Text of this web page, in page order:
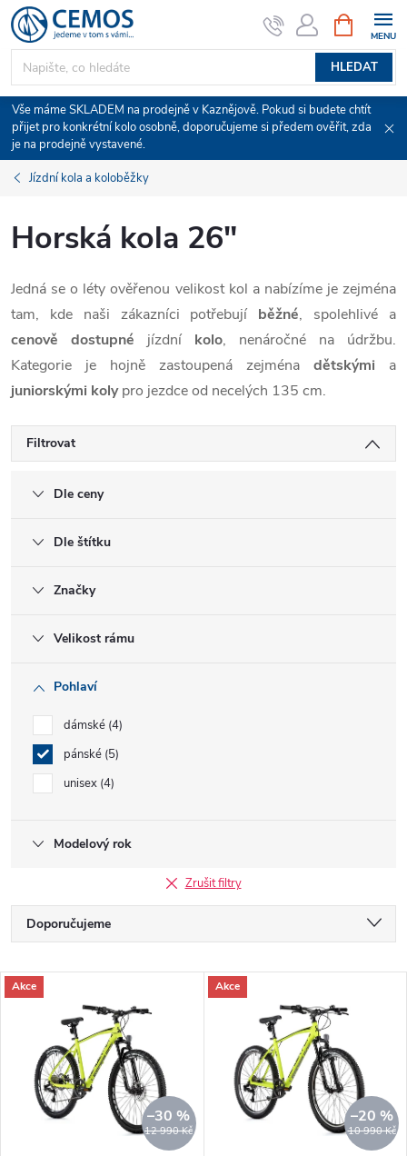
Přejít
na
obsah
HLEDAT
NÁKUPNÍ
KOŠÍK
Vše máme SKLADEM na prodejně v Kaznějově. Pokud si budete chtít
přijet pro konkrétní kolo osobně, doporučujeme si předem ověřit, zda
je na prodejně vystavené.
Jízdní kola a koloběžky
Horská kola 26"
Jedná se o léty ověřenou velikost kol a nabízíme je zejména
tam, kde naši zákazníci potřebují běžné, spolehlivé a
cenově dostupné jízdní kolo, nenáročné na údržbu.
Kategorie je hojně zastoupená zejména dětskými a
juniorskými kolypro jezdce od necelých 135 cm.
Filtrovat
Dle ceny
Dle štítku
Značky
Velikost rámu
Pohlaví
dámské 4
pánské 5
unisex 4
Modelový rok
Zrušit filtry
Ř
a
Doporučujeme
Nejdražší
Nejprodávanější
Abecedně
V
Akce
12 990 Kč
–30 %
Akce
10 990 Kč
–20 %